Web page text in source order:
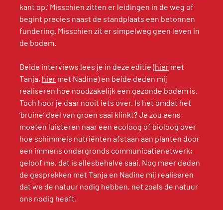
kant op.’ Misschien zitten er leidingen in de weg of
begint precies naast de standplaats een betonnen
fundering. Misschien zit er simpelweg geen leven in
de bodem.
Beide interviews lees je in deze editie (hier met
Tanja, hier met Nadine) en beide deden mij
realiseren hoe noodzakelijk een gezonde bodem is.
Toch hoor je daar nooit iets over. Is het omdat het
‘bruine’ deel van groen saai klinkt? Je zou eens
moeten luisteren naar een ecoloog of bioloog over
hoe schimmels nutriënten afstaan aan planten door
een immens ondergronds communicatienetwerk;
geloof me, dat is allesbehalve saai. Nog meer deden
de gesprekken met Tanja en Nadine mij realiseren
dat we de natuur nodig hebben, net zoals de natuur
ons nodig heeft.